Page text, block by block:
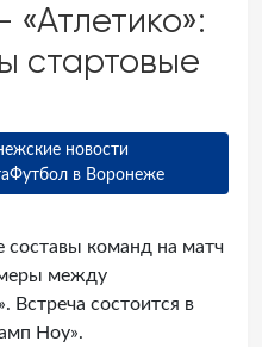
стартовые
новости
Футбол в Воронеже
составы команд на матч
между
Встреча состоится в
Ноу».